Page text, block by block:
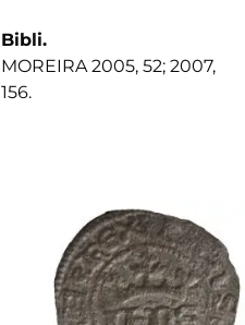
Bibli.
MOREIRA 2005, 52; 2007,
156.